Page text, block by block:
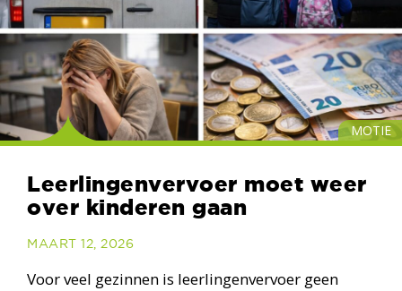
MOTIE
Leerlingenvervoer moet weer
over kinderen gaan
MAART 12, 2026
Voor veel gezinnen is leerlingenvervoer geen